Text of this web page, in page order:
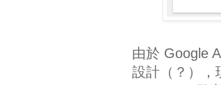
由於 Google
設計（？），